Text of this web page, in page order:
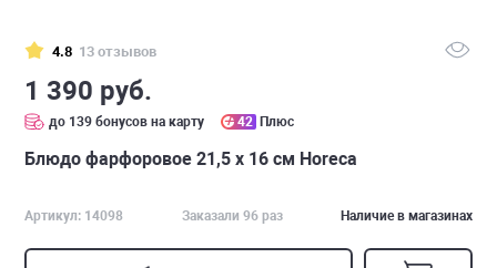
4.8 13 отзывов
1 390 руб.
до 139 бонусов на карту 42 Плюс
Блюдо фарфоровое 21,5 х 16 см Horeca
Артикул: 14098 Заказали 96 раз Наличие в магазинах